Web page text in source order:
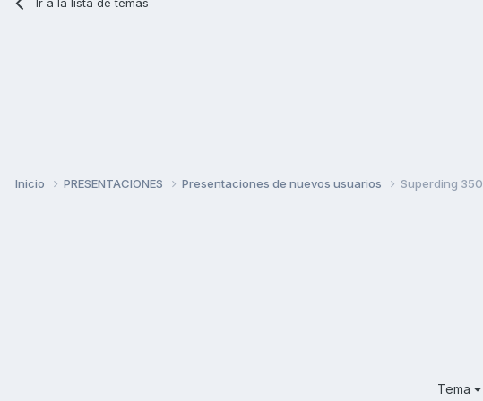
Inicio PRESENTACIONES Presentaciones de nuevos usuarios Superding 350
Tema